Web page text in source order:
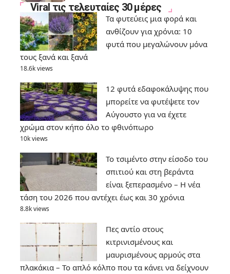
Viral τις τελευταίες 30 μέρες
Τα φυτεύεις μια φορά και
ανθίζουν για χρόνια: 10
φυτά που μεγαλώνουν μόνα
τους ξανά και ξανά
18.6k views
12 φυτά εδαφοκάλυψης που
μπορείτε να φυτέψετε τον
Αύγουστο για να έχετε
χρώμα στον κήπο όλο το φθινόπωρο
10k views
Το τσιμέντο στην είσοδο του
σπιτιού και στη βεράντα
είναι ξεπερασμένο – Η νέα
τάση του 2026 που αντέχει έως και 30 χρόνια
8.8k views
Πες αντίο στους
κιτρινισμένους και
μαυρισμένους αρμούς στα
πλακάκια – Το απλό κόλπο που τα κάνει να δείχνουν